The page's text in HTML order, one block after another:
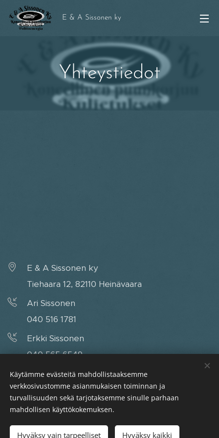
E & A Sissonen ky
Yhteystiedot
E & A Sissonen ky
Tiehaara 12, 82110 Heinävaara
Ari Sissonen
040 516 1781
Erkki Sissonen
040 565 6549
easissonenky@telemail.fi
Käytämme evästeitä mahdollistaaksemme
verkkosivustomme asianmukaisen toiminnan ja
turvallisuuden sekä tarjotaksemme sinulle parhaan
mahdollisen käyttökokemuksen.
Hyväksy vain tarpeelliset Hyväksy kaikki